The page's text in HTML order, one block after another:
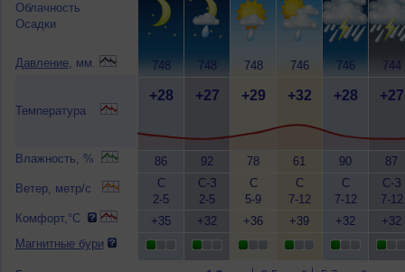
Облачность
Осадки
Давление, мм.
Температура
Влажность, %
Ветер, метр/с
Комфорт,°C
Магнитные бури
748
+28
86
С
2-5
+35
748
+27
92
С-З
2-5
+32
748
+29
78
С
5-9
+36
746
+32
61
С
7-12
+39
746
+28
90
С
7-12
+32
744
+27
87
С-З
7-12
+32